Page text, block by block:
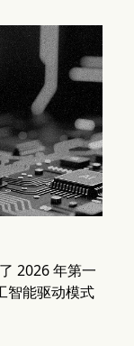
2026 年第一
智能驱动模式